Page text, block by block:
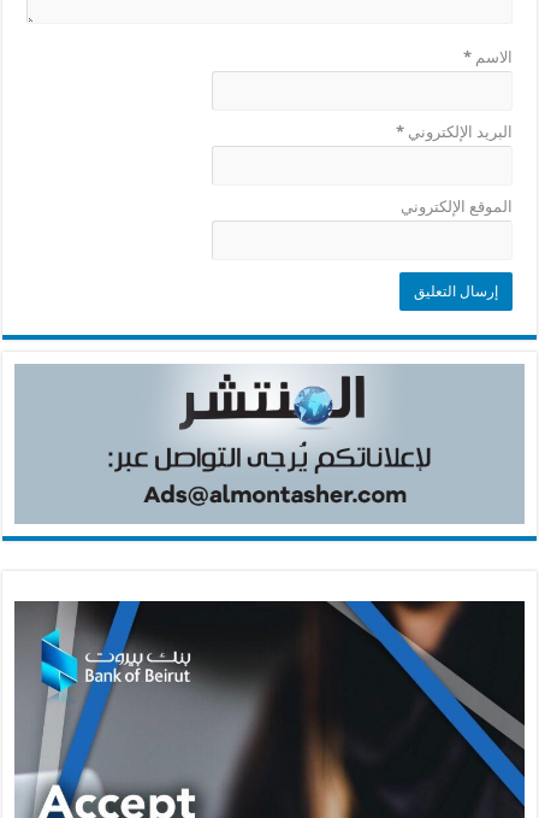
الاسم*
البريد الإلكتروني*
الموقع الإلكتروني